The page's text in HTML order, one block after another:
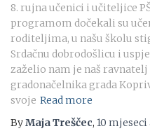
8. rujna učenici i učiteljice
programom dočekali su
roditeljima, u našu školu
Srdačnu dobrodošlicu i
zaželio nam je naš
gradonačelnika grada
svoje Read more
ByMaja Treščec, 10 mjeseci